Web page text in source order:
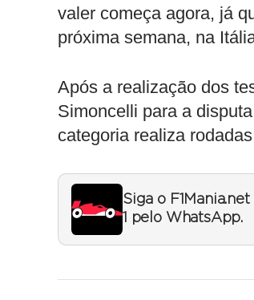
valer começa agora, já
próxima semana, na
Após a realização dos
Simoncelli para a
categoria realiza
Siga o
1 pelo WhatsApp.